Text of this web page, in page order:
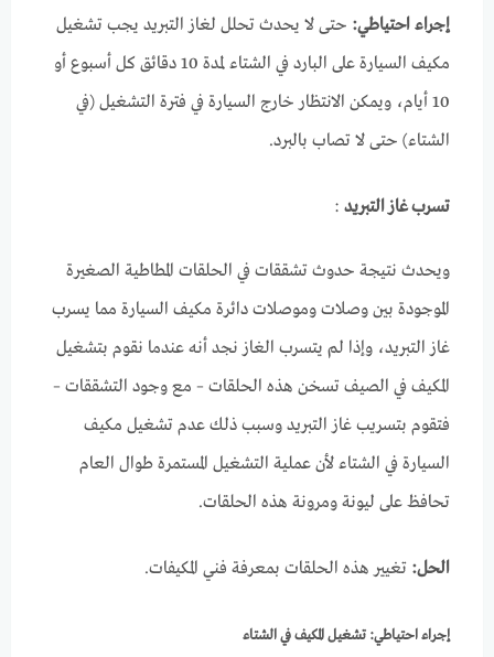
إجراء احتياطي: حتى لا يحدث تحلل لغاز التبريد يجب تشغيل
مكيف السيارة على البارد في الشتاء لمدة 10 دقائق كل أسبوع أو
10 أيام، ويمكن الانتظار خارج السيارة في فترة التشغيل (في
الشتاء) حتى لا تصاب بالبرد.
تسربغازالتبريد :
ويحدث نتيجة حدوث تشققات في الحلقات المطاطية الصغيرة
الموجودة بين وصلات وموصلات دائرة مكيف السيارة مما يسرب
غاز التبريد، وإذا لم يتسرب الغاز نجد أنه عندما نقوم بتشغيل
المكيف في الصيف تسخن هذه الحلقات – مع وجود التشققات –
فتقوم بتسريب غاز التبريد وسبب ذلك عدم تشغيل مكيف
السيارة في الشتاء لأن عملية التشغيل المستمرة طوال العام
تحافظ على ليونة ومرونة هذه الحلقات.
الحل: تغيير هذه الحلقات بمعرفة فني المكيفات.
إجراءاحتياطي: تشغيلالمكيففيالشتاء